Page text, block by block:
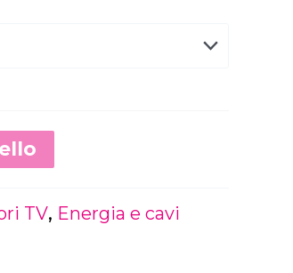
TV, Energia e cavi